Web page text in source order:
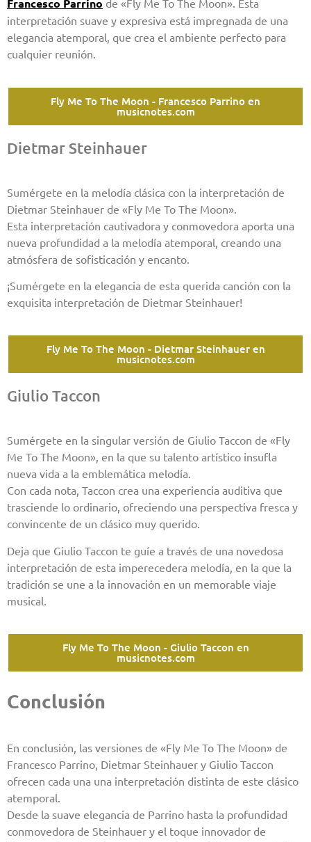
Francesco Parrino de «Fly Me To The Moon». Esta
interpretación suave y expresiva está impregnada de una
elegancia atemporal, que crea el ambiente perfecto para
cualquier reunión.
Fly Me To The Moon - Francesco Parrino en
musicnotes.com
Dietmar Steinhauer
Sumérgete en la melodía clásica con la interpretación de
Dietmar Steinhauer de «Fly Me To The Moon».
Esta interpretación cautivadora y conmovedora aporta una
nueva profundidad a la melodía atemporal, creando una
atmósfera de sofisticación y encanto.
¡Sumérgete en la elegancia de esta querida canción con la
exquisita interpretación de Dietmar Steinhauer!
Fly Me To The Moon - Dietmar Steinhauer en
musicnotes.com
Giulio Taccon
Sumérgete en la singular versión de Giulio Taccon de «Fly
Me To The Moon», en la que su talento artístico insufla
nueva vida a la emblemática melodía.
Con cada nota, Taccon crea una experiencia auditiva que
trasciende lo ordinario, ofreciendo una perspectiva fresca y
convincente de un clásico muy querido.
Deja que Giulio Taccon te guíe a través de una novedosa
interpretación de esta imperecedera melodía, en la que la
tradición se une a la innovación en un memorable viaje
musical.
Fly Me To The Moon - Giulio Taccon en
musicnotes.com
Conclusión
En conclusión, las versiones de «Fly Me To The Moon» de
Francesco Parrino, Dietmar Steinhauer y Giulio Taccon
ofrecen cada una una interpretación distinta de este clásico
atemporal.
Desde la suave elegancia de Parrino hasta la profundidad
conmovedora de Steinhauer y el toque innovador de